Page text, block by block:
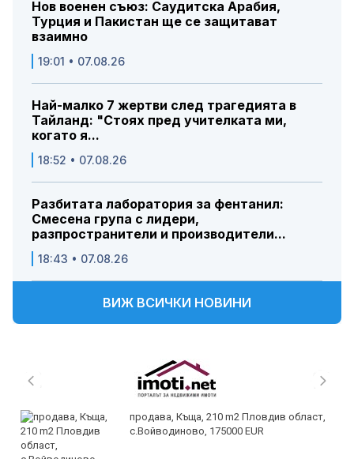
Нов военен съюз: Саудитска Арабия,
Турция и Пакистан ще се защитават
взаимно
19:01 • 07.08.26
Най-малко 7 жертви след трагедията в
Тайланд: "Стоях пред учителката ми,
когато я...
18:52 • 07.08.26
Разбитата лаборатория за фентанил:
Смесена група с лидери,
разпространители и производители...
18:43 • 07.08.26
ВИЖ ВСИЧКИ НОВИНИ
продава, Къща, 210 m2 Пловдив област,
с.Войводиново, 175000 EUR